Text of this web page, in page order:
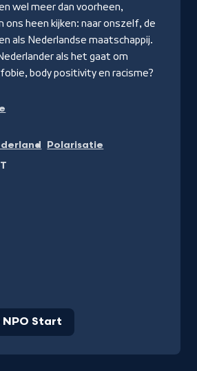
wel meer dan voorheen,
ons heen kijken: naar onszelf, de
als Nederlandse maatschappij.
als het gaat om
body positivity en racisme?
Polarisatie
NPO Start